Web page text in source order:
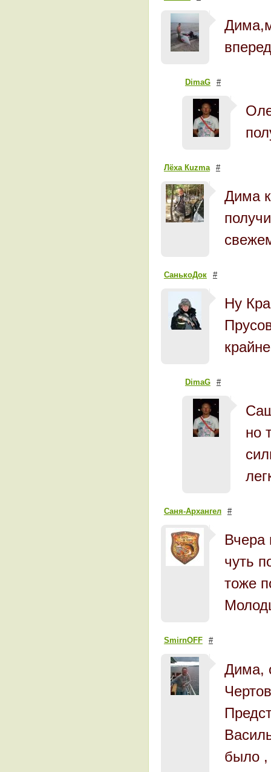
DimaG #
Лёха Кuzma #
Дима
СанькоДок #
Ну
DimaG #
но
Саня-Архангел #
Вчера
чуть
тоже
SmirnOFF #
Дима,
было ,